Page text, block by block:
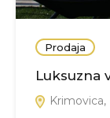
Prodaja
Luksuzna